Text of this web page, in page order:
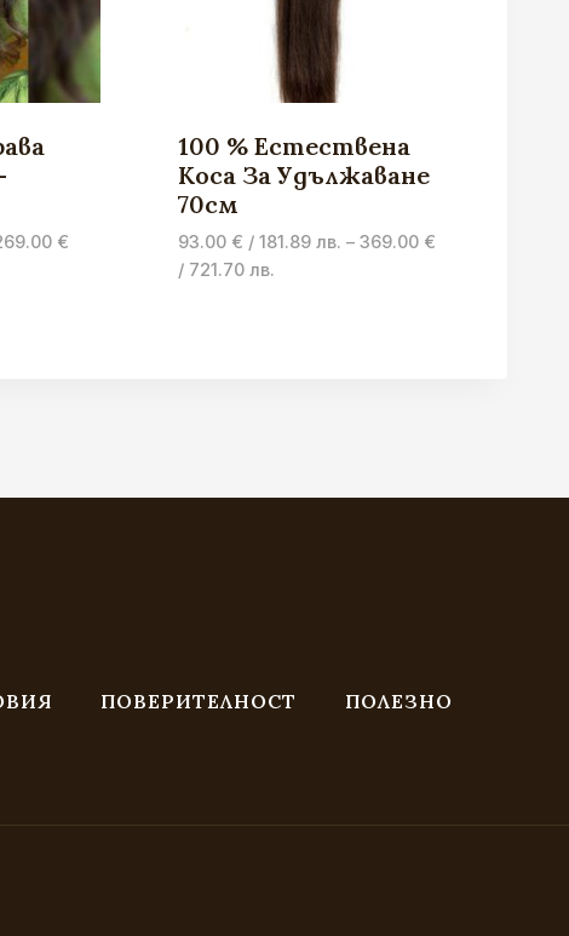
€
100 % Естествена
Коса За Удължаване
70см
93.00 € / 181.89 лв. – 369.00 €
/ 721.70 лв.
ПОВЕРИТЕЛНОСТ
ПОЛЕЗНО